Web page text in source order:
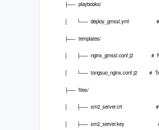
├── playbooks/
│ └── deploy_gmssl.yml #
├── templates/
│ ├── nginx_gmssl.conf.j2 #
│ └── tongsuo_nginx.conf.j2 #
├── files/
│ ├── sm2_server.crt #
│ ├── sm2_server.key #